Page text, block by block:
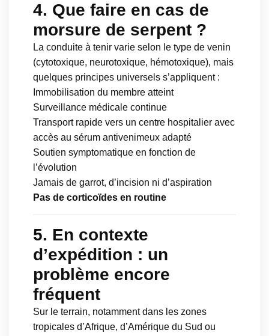
4. Que faire en cas de
morsure de serpent ?
La conduite à tenir varie selon le type de venin
(cytotoxique, neurotoxique, hémotoxique), mais
quelques principes universels s’appliquent :
Immobilisation du membre atteint
Surveillance médicale continue
Transport rapide vers un centre hospitalier avec
accès au sérum antivenimeux adapté
Soutien symptomatique en fonction de
l’évolution
Jamais de garrot, d’incision ni d’aspiration
Pas de corticoïdes en routine
5. En contexte
d’expédition : un
problème encore
fréquent
Sur le terrain, notamment dans les zones
tropicales d’Afrique, d’Amérique du Sud ou